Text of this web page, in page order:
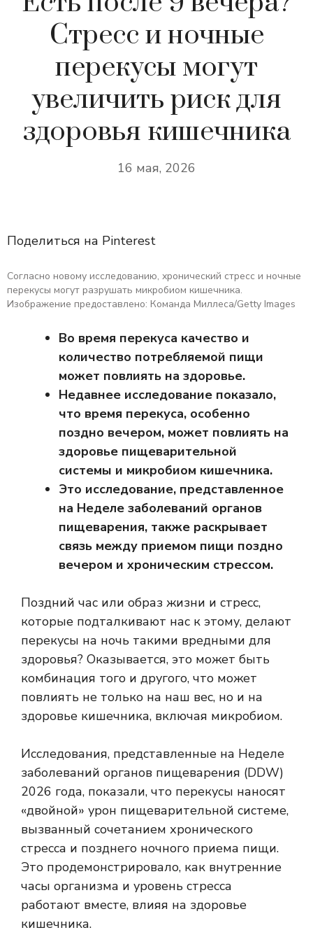
Стресс и ночные
перекусы могут
увеличить риск для
здоровья кишечника
16 мая, 2026
Поделиться на Pinterest
Согласно новому исследованию, хронический стресс и ночные
перекусы могут разрушать микробиом кишечника.
Изображение предоставлено: Команда Миллеса/Getty Images
Во время перекуса качество и
количество потребляемой пищи
может повлиять на здоровье.
Недавнее исследование показало,
что время перекуса, особенно
поздно вечером, может повлиять на
здоровье пищеварительной
системы и микробиом кишечника.
Это исследование, представленное
на Неделе заболеваний органов
пищеварения, также раскрывает
связь между приемом пищи поздно
вечером и хроническим стрессом.
Поздний час или образ жизни и стресс,
которые подталкивают нас к этому, делают
перекусы на ночь такими вредными для
здоровья? Оказывается, это может быть
комбинация того и другого, что может
повлиять не только на наш вес, но и на
здоровье кишечника, включая микробиом.
Исследования, представленные на Неделе
заболеваний органов пищеварения (DDW)
2026 года, показали, что перекусы наносят
«двойной» урон пищеварительной системе,
вызванный сочетанием хронического
стресса и позднего ночного приема пищи.
Это продемонстрировало, как внутренние
часы организма и уровень стресса
работают вместе, влияя на здоровье
кишечника.